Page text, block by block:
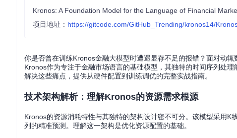
Kronos: A Foundation Model for the Language of Financial
项目地址： https://gitcode.com/GitHub_Trending/kronos14/
你是否曾在训练Kronos金融大模型时遭遇显存不足的报错？面对动
Kronos作为专注于金融市场语言的基础模型，其独特的时间序列处
解决这些痛点，提供从硬件配置到训练调优的完整实战指南。
技术架构解析：理解Kronos的资源需求根源
Kronos的资源消耗特性与其独特的架构设计密不可分。该模型采用
列的精准预测。理解这一架构是优化资源配置的基础。